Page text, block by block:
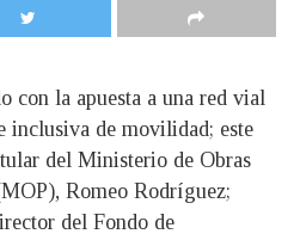
con la apuesta a una red vial
inclusiva de movilidad; este
del Ministerio de Obras
Romeo Rodríguez;
del Fondo de